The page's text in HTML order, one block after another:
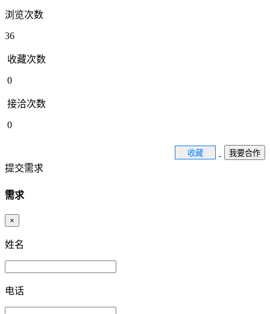
浏览次数
36
收藏次数
0
接洽次数
0
收藏 我要合作
提交需求
需求
×
姓名
电话